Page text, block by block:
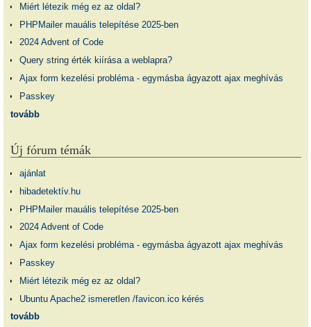
Miért létezik még ez az oldal?
PHPMailer mauális telepítése 2025-ben
2024 Advent of Code
Query string érték kiírása a weblapra?
Ajax form kezelési probléma - egymásba ágyazott ajax meghívás
Passkey
tovább
Új fórum témák
ajánlat
hibadetektív.hu
PHPMailer mauális telepítése 2025-ben
2024 Advent of Code
Ajax form kezelési probléma - egymásba ágyazott ajax meghívás
Passkey
Miért létezik még ez az oldal?
Ubuntu Apache2 ismeretlen /favicon.ico kérés
tovább